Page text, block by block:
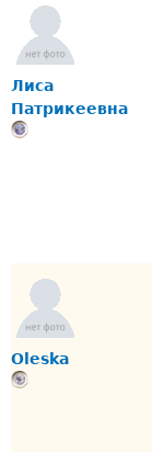
Лиса
Патрикеевна
Oleska